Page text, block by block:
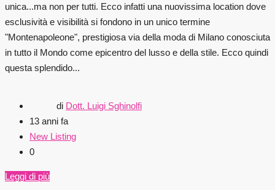
unica...ma non per tutti. Ecco infatti una nuovissima location dove
esclusività e visibilità si fondono in un unico termine
"Montenapoleone", prestigiosa via della moda di Milano conosciuta
in tutto il Mondo come epicentro del lusso e della stile. Ecco quindi
questa splendido...
di Dott. Luigi Sghinolfi
13 anni fa
New Listing
0
Leggi di più